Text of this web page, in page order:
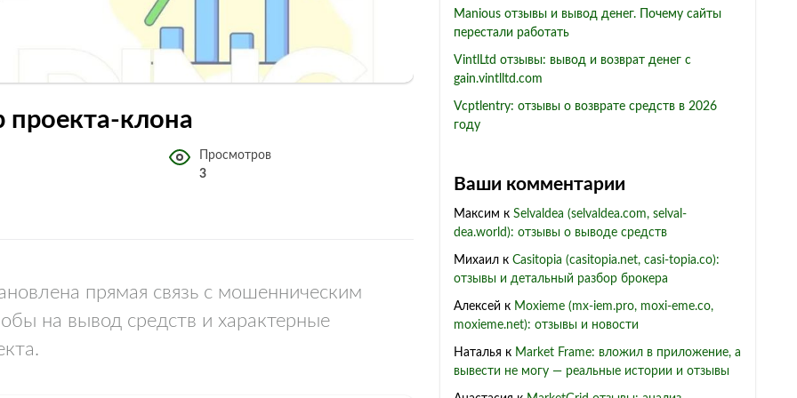
проекта-клона
Просмотров
3
прямая связь с мошенническим
на вывод средств и характерные
Manious отзывы и вывод денег. Почему сайты
перестали работать
VintlLtd отзывы: вывод и возврат денег с
gain.vintlltd.com
Vcptlentry: отзывы о возврате средств в 2026
году
Ваши комментарии
Максим к Selvaldea (selvaldea.com, selval-
dea.world): отзывы о выводе средств
Михаил к Casitopia (casitopia.net, casi-topia.co):
отзывы и детальный разбор брокера
Алексей к Moxieme (mx-iem.pro, moxi-eme.co,
moxieme.net): отзывы и новости
Наталья к Market Frame: вложил в приложение, а
вывести не могу — реальные истории и отзывы